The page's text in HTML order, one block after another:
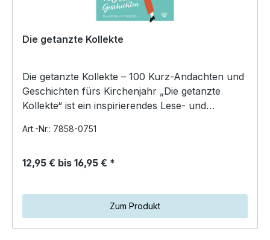
Die getanzte Kollekte
Die getanzte Kollekte – 100 Kurz-Andachten und
Geschichten fürs Kirchenjahr „Die getanzte
Kollekte“ ist ein inspirierendes Lese- und
Art.-Nr.: 7858-0751
12,95 € bis 16,95 € *
Zum Produkt